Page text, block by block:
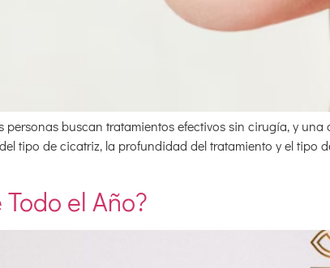
buscan tratamientos efectivos sin cirugía, y una
tipo de cicatriz, la profundidad del tratamiento y el tipo
el Año?